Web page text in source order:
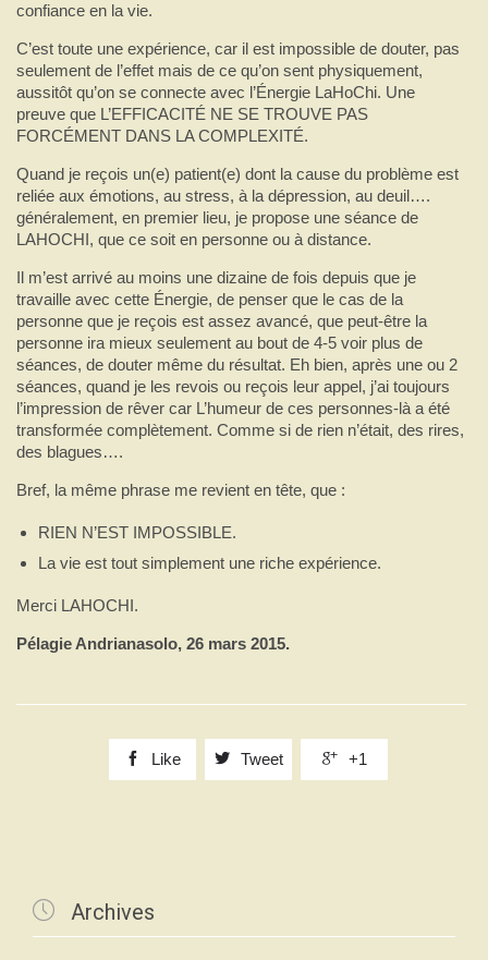
confiance en la vie.
C’est toute une expérience, car il est impossible de douter, pas
seulement de l’effet mais de ce qu’on sent physiquement,
aussitôt qu’on se connecte avec l’Énergie LaHoChi. Une
preuve que L’EFFICACITÉ NE SE TROUVE PAS
FORCÉMENT DANS LA COMPLEXITÉ.
Quand je reçois un(e) patient(e) dont la cause du problème est
reliée aux émotions, au stress, à la dépression, au deuil….
généralement, en premier lieu, je propose une séance de
LAHOCHI, que ce soit en personne ou à distance.
Il m’est arrivé au moins une dizaine de fois depuis que je
travaille avec cette Énergie, de penser que le cas de la
personne que je reçois est assez avancé, que peut-être la
personne ira mieux seulement au bout de 4-5 voir plus de
séances, de douter même du résultat. Eh bien, après une ou 2
séances, quand je les revois ou reçois leur appel, j’ai toujours
l’impression de rêver car L’humeur de ces personnes-là a été
transformée complètement. Comme si de rien n’était, des rires,
des blagues….
Bref, la même phrase me revient en tête, que :
RIEN N’EST IMPOSSIBLE.
La vie est tout simplement une riche expérience.
Merci LAHOCHI.
Pélagie Andrianasolo, 26 mars 2015.
 Like  Tweet  +1
 Archives